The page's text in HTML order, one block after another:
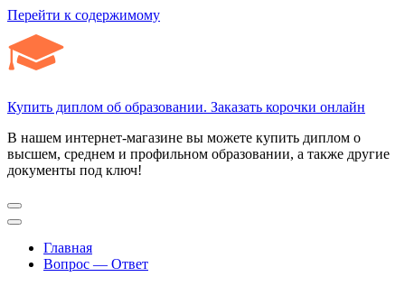
Перейти к содержимому
Купить диплом об образовании. Заказать корочки онлайн
В нашем интернет-магазине вы можете купить диплом о
высшем, среднем и профильном образовании, а также другие
документы под ключ!
Главная
Вопрос — Ответ